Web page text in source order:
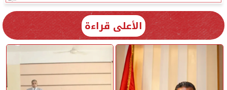
الأعلى قراءة